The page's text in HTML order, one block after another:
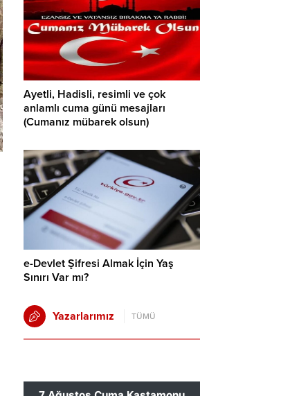
Ayetli, Hadisli, resimli ve çok
anlamlı cuma günü mesajları
(Cumanız mübarek olsun)
e-Devlet Şifresi Almak İçin Yaş
Sınırı Var mı?
Yazarlarımız TÜMÜ